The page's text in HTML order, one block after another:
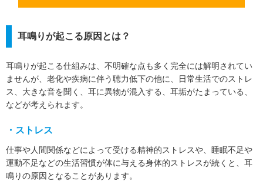
んが事実と異なる誤った記載があった場合はご指摘のご連絡
を頂けますと幸いです。
耳鳴りが起こる原因とは？
耳鳴りが起こる仕組みは、不明確な点も多く完全には解明されてい
ませんが、老化や疾病に伴う聴力低下の他に、日常生活でのストレ
ス、大きな音を聞く、耳に異物が混入する、耳垢がたまっている、
などが考えられます。
・ストレス
仕事や人間関係などによって受ける精神的ストレスや、睡眠不足や
運動不足などの生活習慣が体に与える身体的ストレスが続くと、耳
鳴りの原因となることがあります。